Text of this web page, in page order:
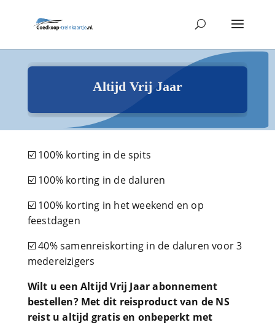
Altijd Vrij Jaar
☑️ 100% korting in de spits
☑️ 100% korting in de daluren
☑️ 100% korting in het weekend en op
feestdagen
☑️ 40% samenreiskorting in de daluren voor 3
medereizigers
Wilt u een Altijd Vrij Jaar abonnement
bestellen? Met dit reisproduct van de NS
reist u altijd gratis en onbeperkt met